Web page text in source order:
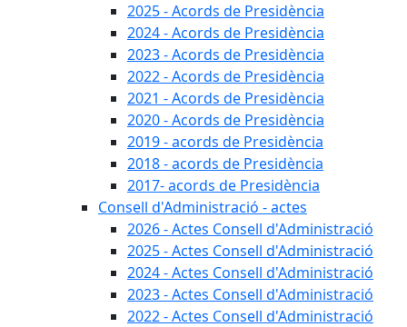
2025 - Acords de Presidència
2024 - Acords de Presidència
2023 - Acords de Presidència
2022 - Acords de Presidència
2021 - Acords de Presidència
2020 - Acords de Presidència
2019 - acords de Presidència
2018 - acords de Presidència
2017- acords de Presidència
Consell d'Administració - actes
2026 - Actes Consell d'Administració
2025 - Actes Consell d'Administració
2024 - Actes Consell d'Administració
2023 - Actes Consell d'Administració
2022 - Actes Consell d'Administració